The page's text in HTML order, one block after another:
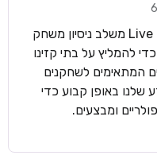
צוות העריכה של Live Casinos Israel משלב ניסיון משחק
להמליץ על בתי קזינו
המתאימים לשחקנים
שלנו באופן קבוע כדי
ומבצעים.